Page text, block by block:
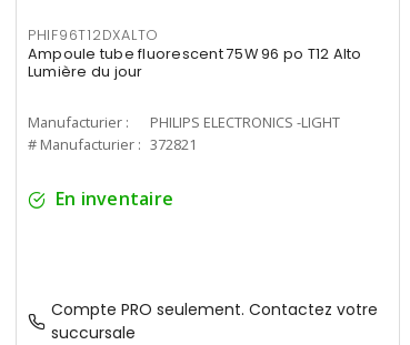
PHIF96T12DXALTO
Ampoule tube fluorescent 75W 96 po T12 Alto
Lumière du jour
Manufacturier :
PHILIPS ELECTRONICS -LIGHT
# Manufacturier : 372821
En inventaire
Compte PRO seulement. Contactez votre
succursale